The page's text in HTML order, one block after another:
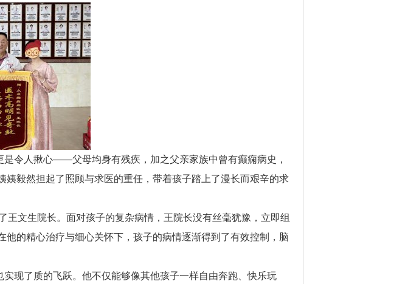
令人揪心——父母均身有残疾，加之父亲家族中曾有癫痫病史，
毅然担起了照顾与求医的重任，带着孩子踏上了漫长而艰辛的求
文生院长。面对孩子的复杂病情，王院长没有丝毫犹豫，立即组
的精心治疗与细心关怀下，孩子的病情逐渐得到了有效控制，脑
现了质的飞跃。他不仅能够像其他孩子一样自由奔跑、快乐玩